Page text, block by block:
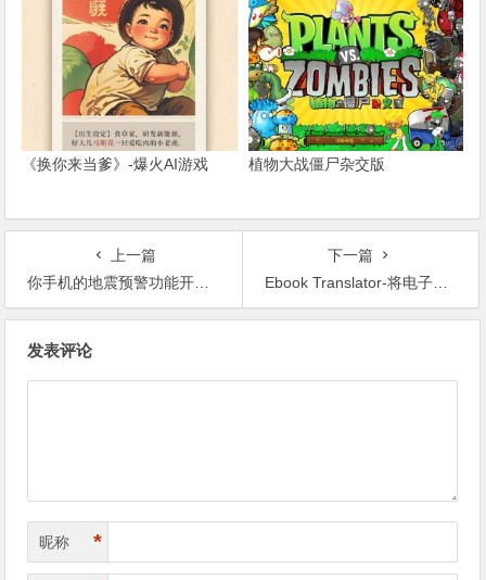
《换你来当爹》-爆火AI游戏 植物大战僵尸杂交版
上一篇
你手机的地震预警功能开了吗？十秒教你开通！
下一篇
Ebook Translator-将电子书翻译成指定语言（原文译文对照）的Calibre 插件
发表评论
昵称 *